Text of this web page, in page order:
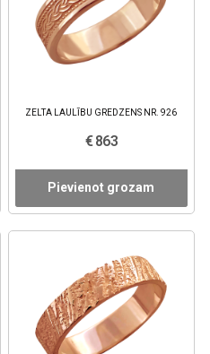
ZELTA LAULĪBU GREDZENS NR. 926
€ 863
Pievienot grozam